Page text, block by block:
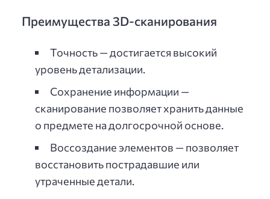
Преимущества 3D-сканирования
Точность — достигается высокий
уровень детализации.
Сохранение информации —
сканирование позволяет хранить данные
о предмете на долгосрочной основе.
Воссоздание элементов — позволяет
восстановить пострадавшие или
утраченные детали.